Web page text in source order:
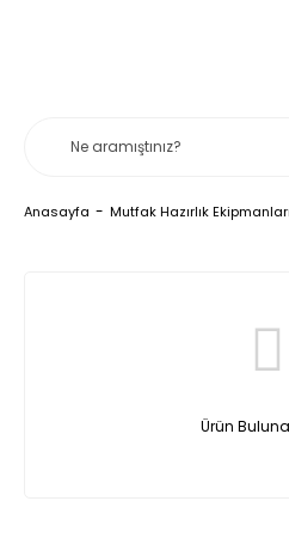
Anasayfa Mutfak Hazırlık Ekipmanları
Ürün